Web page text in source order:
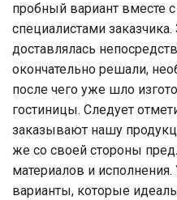
пробный вариант вместе
специалистами
доставлялась
окончательно решали,
после чего уже шло
гостиницы. Следует
заказывают нашу
же со своей стороны
материалов и
варианты, которые